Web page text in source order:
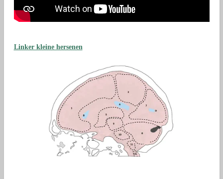
Linker kleine hersenen